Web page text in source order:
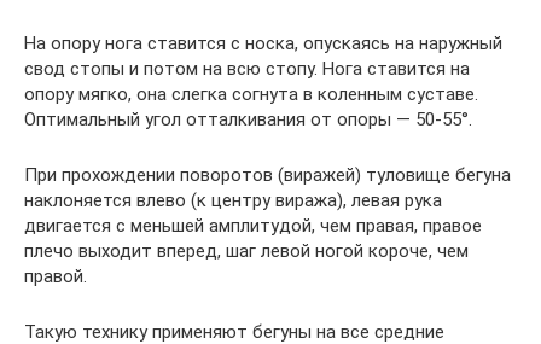
На опору нога ставится с носка, опускаясь на наружный
свод стопы и потом на всю стопу. Нога ставится на
опору мягко, она слегка согнута в коленным суставе.
Оптимальный угол отталкивания от опоры — 50-55°.
При прохождении поворотов (виражей) туловище бегуна
наклоняется влево (к центру виража), левая рука
двигается с меньшей амплитудой, чем правая, правое
плечо выходит вперед, шаг левой ногой короче, чем
правой.
Такую технику применяют бегуны на все средние